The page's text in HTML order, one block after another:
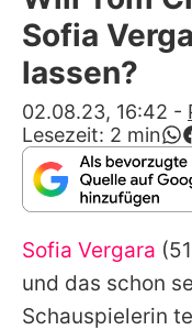
Alle
Sofia
lassen?
02.08.23, 16:42 -
Lesezeit: 2 min
Sofia Vergara
und das schon
Schauspielerin